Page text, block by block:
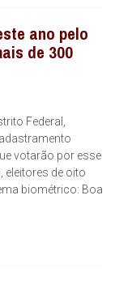
ano pelo
de 300
Federal,
votarão por esse
eleitores de oito
biométrico: Boa